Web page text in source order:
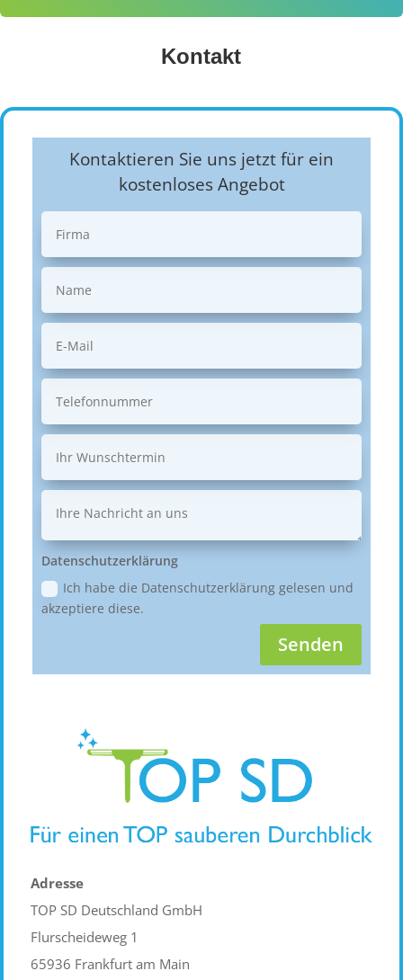
Kontakt
Kontaktieren Sie uns jetzt für ein
kostenloses Angebot
Datenschutzerklärung
Ich habe die Datenschutzerklärung gelesen und
akzeptiere diese.
Senden
Adresse
TOP SD Deutschland GmbH
Flurscheideweg 1
65936 Frankfurt am Main